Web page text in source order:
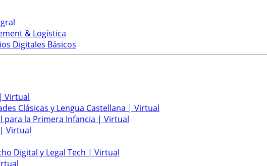
& Logística
Digitales Básicos
Virtual
Clásicas y Lengua Castellana | Virtual
para la Primera Infancia | Virtual
Virtual
Digital y Legal Tech | Virtual